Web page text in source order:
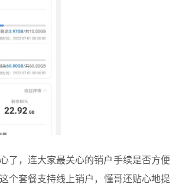
了，连大家最关心的销户手续是否方便
个套餐支持线上销户，懂哥还贴心地提